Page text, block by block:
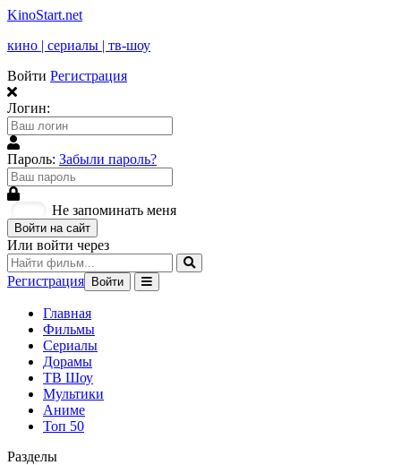
KinoStart.net
кино | сериалы | тв-шоу
Войти Регистрация
Логин:
Пароль: Забыли пароль?
Не запоминать меня
Войти на сайт
Или войти через
Регистрация Войти
Главная
Фильмы
Сериалы
Дорамы
ТВ Шоу
Мультики
Аниме
Топ 50
Разделы